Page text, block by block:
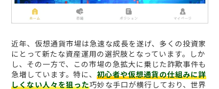
近年、仮想通貨市場は急速な成長を遂げ、多くの投資家
にとって新たな資産運用の選択肢となっています。しか
し、その一方で、この市場の急拡大に乗じた詐欺事件も
急増しています。特に、 初心者や仮想通貨の仕組みに詳
しくない人々を狙った巧妙な手口が横行しており、世界